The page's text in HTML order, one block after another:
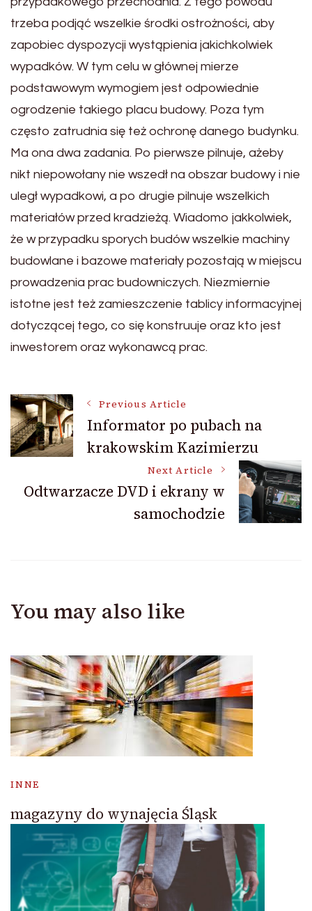
trzeba podjąć wszelkie środki ostrożności, aby
zapobiec dyspozycji wystąpienia jakichkolwiek
wypadków. W tym celu w głównej mierze
podstawowym wymogiem jest odpowiednie
ogrodzenie takiego placu budowy. Poza tym
często zatrudnia się też ochronę danego budynku.
Ma ona dwa zadania. Po pierwsze pilnuje, ażeby
nikt niepowołany nie wszedł na obszar budowy i nie
uległ wypadkowi, a po drugie pilnuje wszelkich
materiałów przed kradzieżą. Wiadomo jakkolwiek,
że w przypadku sporych budów wszelkie machiny
budowlane i bazowe materiały pozostają w miejscu
prowadzenia prac budowniczych. Niezmiernie
istotne jest też zamieszczenie tablicy informacyjnej
dotyczącej tego, co się konstruuje oraz kto jest
inwestorem oraz wykonawcą prac.
Post
Navigation
Previous Article
Informator po pubach na
krakowskim Kazimierzu
Next Article
Odtwarzacze DVD i ekrany w
samochodzie
You may also like
INNE
magazyny do wynajęcia Śląsk